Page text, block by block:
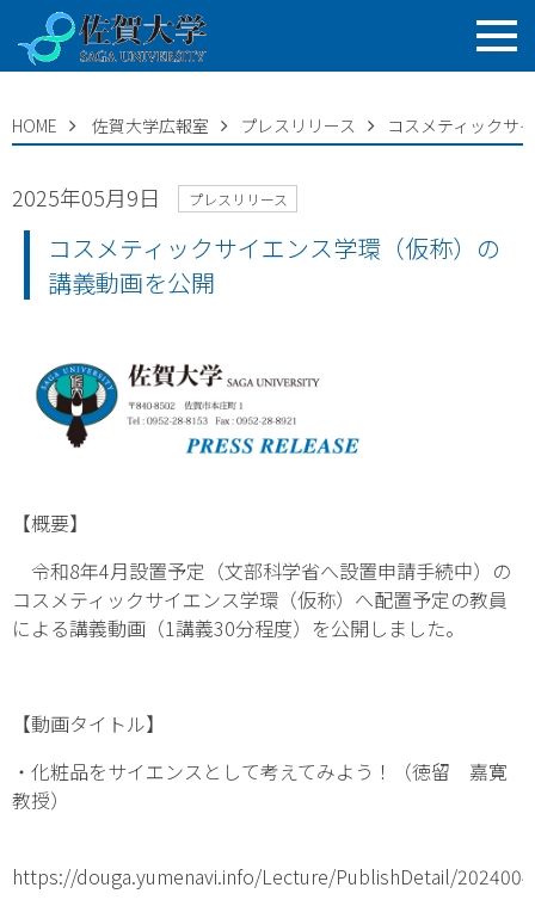
HOME 佐賀大学広報室 プレスリリース コスメティックサ
2025年05月9日 プレスリリース
コスメティックサイエンス学環（仮称）の
講義動画を公開
【概要】
令和8年4月設置予定（文部科学省へ設置申請手続中）の
コスメティックサイエンス学環（仮称）へ配置予定の教員
による講義動画（1講義30分程度）を公開しました。
【動画タイトル】
・化粧品をサイエンスとして考えてみよう！（徳留 嘉寛
教授）
https://douga.yumenavi.info/Lecture/PublishDetail/